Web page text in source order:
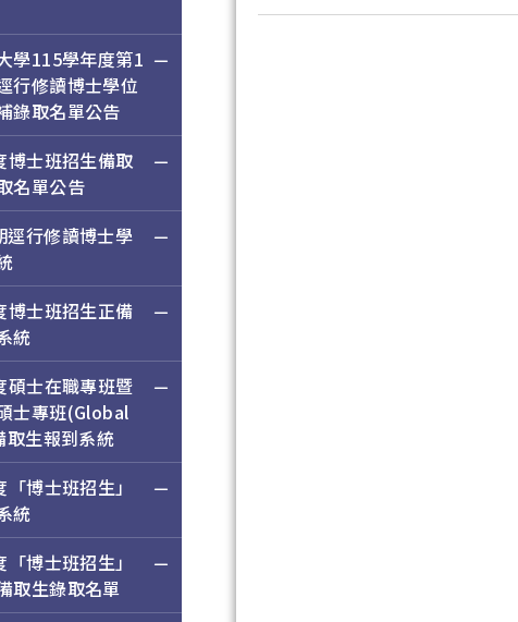
學115學年度第1
行修讀博士學位
錄取名單公告
博士班招生備取
名單公告
逕行修讀博士學
博士班招生正備
統
碩士在職專班暨
士專班(Global
取生報到系統
博士班招生」
統
博士班招生」
取生錄取名單